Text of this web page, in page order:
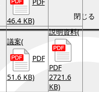
閉じる
PDF
46.4 KB)
議案(
PDF
51.6 KB)
説明資料(
PDF
2721.6
KB)